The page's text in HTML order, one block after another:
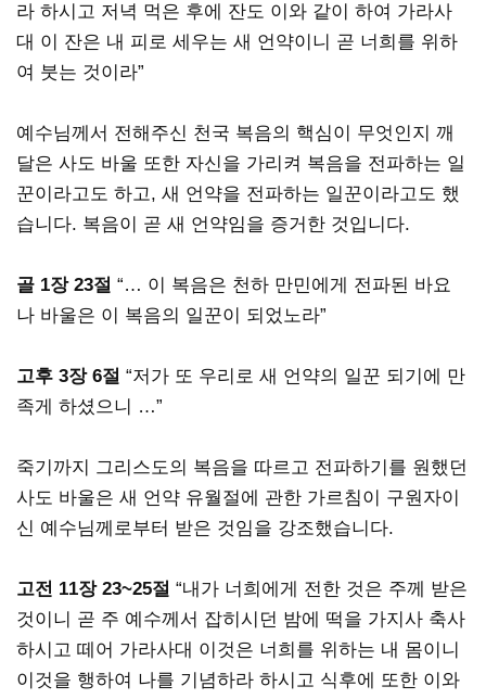
라 하시고 저녁 먹은 후에 잔도 이와 같이 하여 가라사
대 이 잔은 내 피로 세우는 새 언약이니 곧 너희를 위하
여 붓는 것이라”
예수님께서 전해주신 천국 복음의 핵심이 무엇인지 깨
달은 사도 바울 또한 자신을 가리켜 복음을 전파하는 일
꾼이라고도 하고, 새 언약을 전파하는 일꾼이라고도 했
습니다. 복음이 곧 새 언약임을 증거한 것입니다.
골 1장 23절 “… 이 복음은 천하 만민에게 전파된 바요
나 바울은 이 복음의 일꾼이 되었노라”
고후 3장 6절 “저가 또 우리로 새 언약의 일꾼 되기에 만
족게 하셨으니 …”
죽기까지 그리스도의 복음을 따르고 전파하기를 원했던
사도 바울은 새 언약 유월절에 관한 가르침이 구원자이
신 예수님께로부터 받은 것임을 강조했습니다.
고전 11장 23~25절 “내가 너희에게 전한 것은 주께 받은
것이니 곧 주 예수께서 잡히시던 밤에 떡을 가지사 축사
하시고 떼어 가라사대 이것은 너희를 위하는 내 몸이니
이것을 행하여 나를 기념하라 하시고 식후에 또한 이와